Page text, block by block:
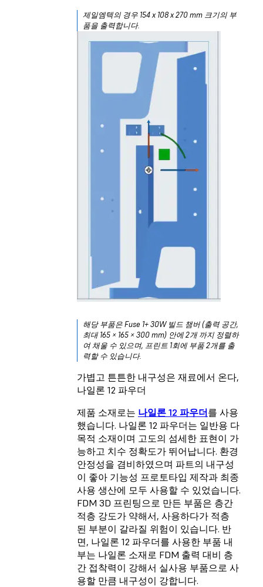
제일엠텍의 경우 154 x 108 x 270 mm 크기의 부
품을 출력합니다.
해당 부품은 Fuse 1+ 30W 빌드 챔버 (출력 공간,
최대 165 × 165 × 300 mm) 안에 2개 까지 정렬하
여 채울 수 있으며, 프린트 1회에 부품 2개를 출
력할 수 있습니다.
가볍고 튼튼한 내구성은 재료에서 온다,
나일론 12 파우더
제품 소재로는 나일론 12 파우더를 사용
했습니다. 나일론 12 파우더는 일반용 다
목적 소재이며 고도의 섬세한 표현이 가
능하고 치수 정확도가 뛰어납니다. 환경
안정성을 겸비하였으며 파트의 내구성
이 좋아 기능성 프로토타입 제작과 최종
사용 생산에 모두 사용할 수 있었습니다.
FDM 3D 프린팅으로 만든 부품은 층간
적층 강도가 약해서, 사용하다가 적층
된 부분이 갈라질 위험이 있습니다. 반
면, 나일론 12 파우더를 사용한 부품 내
부는 나일론 소재로 FDM 출력 대비 층
간 접착력이 강해서 실사용 부품으로 사
용할 만큼 내구성이 강합니다.